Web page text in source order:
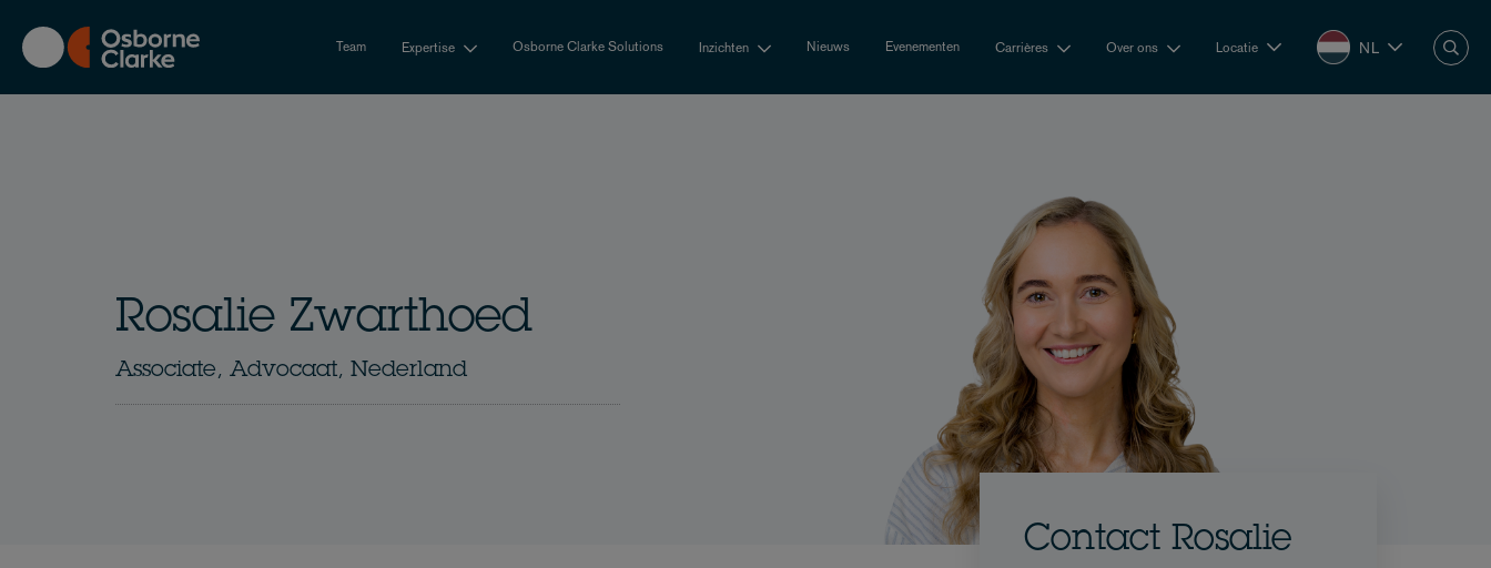
main
content
Team Expertise Osborne Clarke Solutions Inzichten Nieuws Evenementen Carrières Over ons Locatie NL
Rosalie Zwarthoed
Associate, Advocaat, Nederland
Contact Rosalie